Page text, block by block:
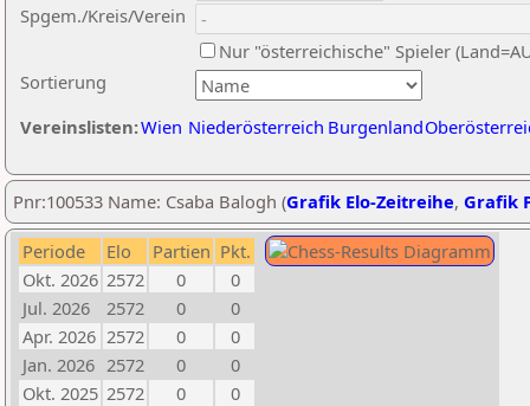
Sortierung
Spgem./Kreis/Verein
Nur "österreichische" Spieler
Vereinslisten:Wien Niederösterreich Burgenland
Pnr:100533 Name: Csaba Balogh (Grafik Elo-Zeitreihe, Grafik
Periode Elo Partien Pkt.
Okt. 2026 2572 0
0
Jul. 2026
2572 0
0
Apr. 2026 2572 0
0
Jan. 2026 2572 0
0
Okt. 2025 2572 0
0